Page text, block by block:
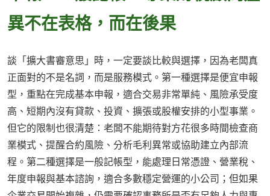
異不在表格，而在後果
談「擴大書審意思」時，一定要談比較與選擇，因為老闆真
正面對的不是名詞，而是服務模式。第一種選擇是便宜申報
型，重點在完成基本申報，適合交易非常單純、風險承受度
高、短期內沒有貸款、投資、擴張或股權安排的小型事業。
但它的限制也很清楚：老闆不能期待對方花很多時間檢查商
業模式、提醒合約風險、分析毛利異常或協助建立內部流
程。第二種選擇是一般記帳型，能處理日常憑證、營業稅、
年度申報與基本諮詢，適合多數穩定營運的小公司；但如果